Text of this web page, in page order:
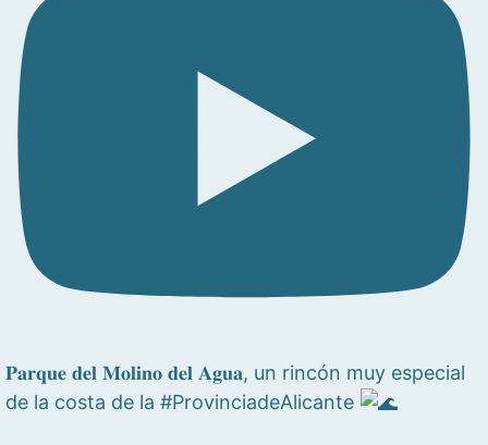
𝐏𝐚𝐫𝐪𝐮𝐞 𝐝𝐞𝐥 𝐌𝐨𝐥𝐢𝐧𝐨 𝐝𝐞𝐥 𝐀𝐠𝐮𝐚, un rincón muy especial
de la costa de la #ProvinciadeAlicante